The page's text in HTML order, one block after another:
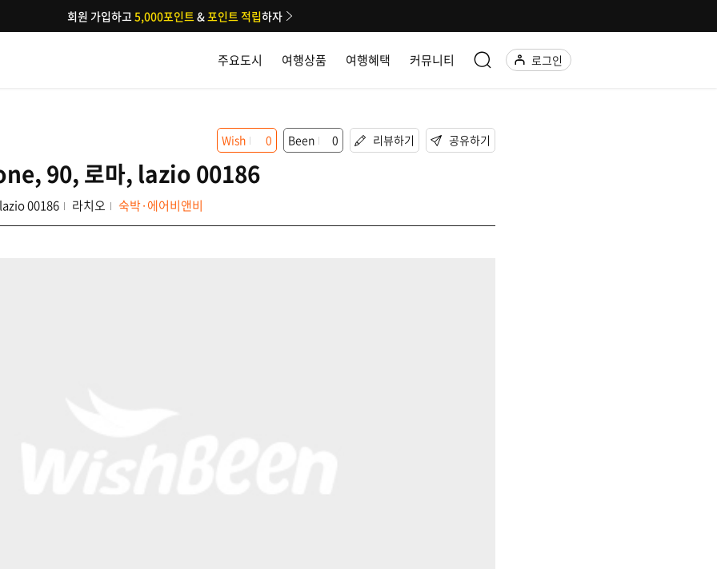
주요도시 여행상품 여행혜택 커뮤니티 로그인
회원 가입하고5,000포인트&포인트 적립하자
90, 로마, lazio 00186
00186 라치오 숙박·에어비앤비
Wish 0 Been 0 리뷰하기 공유하기